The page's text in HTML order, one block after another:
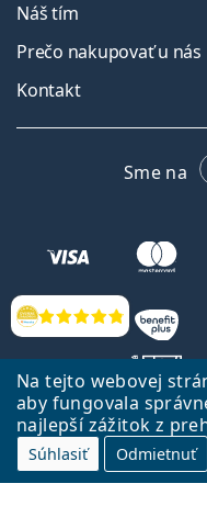
Na tejto webovej
aby fungovala
najlepší zážitok z
Súhlasiť Odmietnuť
Hodnotenia
Náš tím
Prečo nakupovať u nás
Kontakt
Sme na
Späť na
Lentiamo.sk vlastní a